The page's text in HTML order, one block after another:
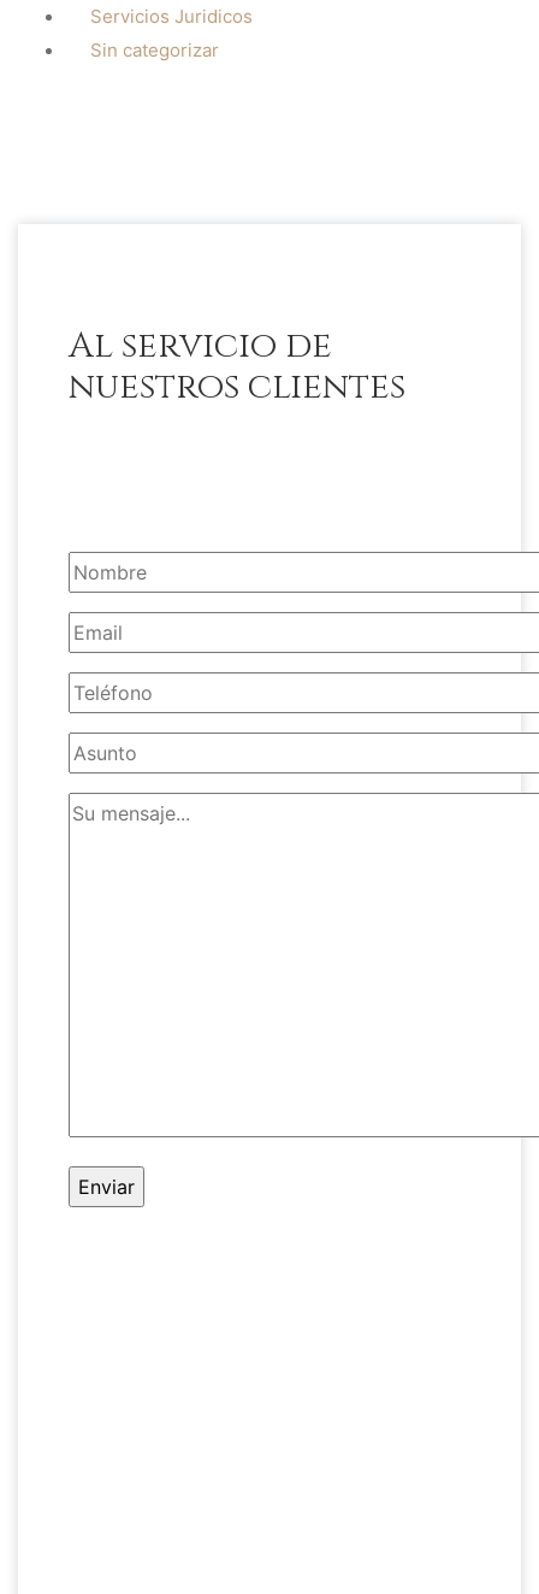
Servicios Juridicos
Sin categorizar
Al servicio de
nuestros clientes